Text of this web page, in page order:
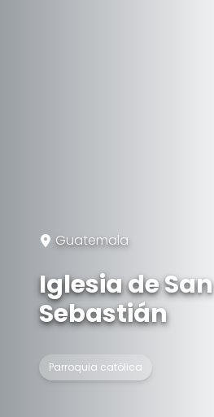
Guatemala
Iglesia de San
Sebastián
Parroquia católica